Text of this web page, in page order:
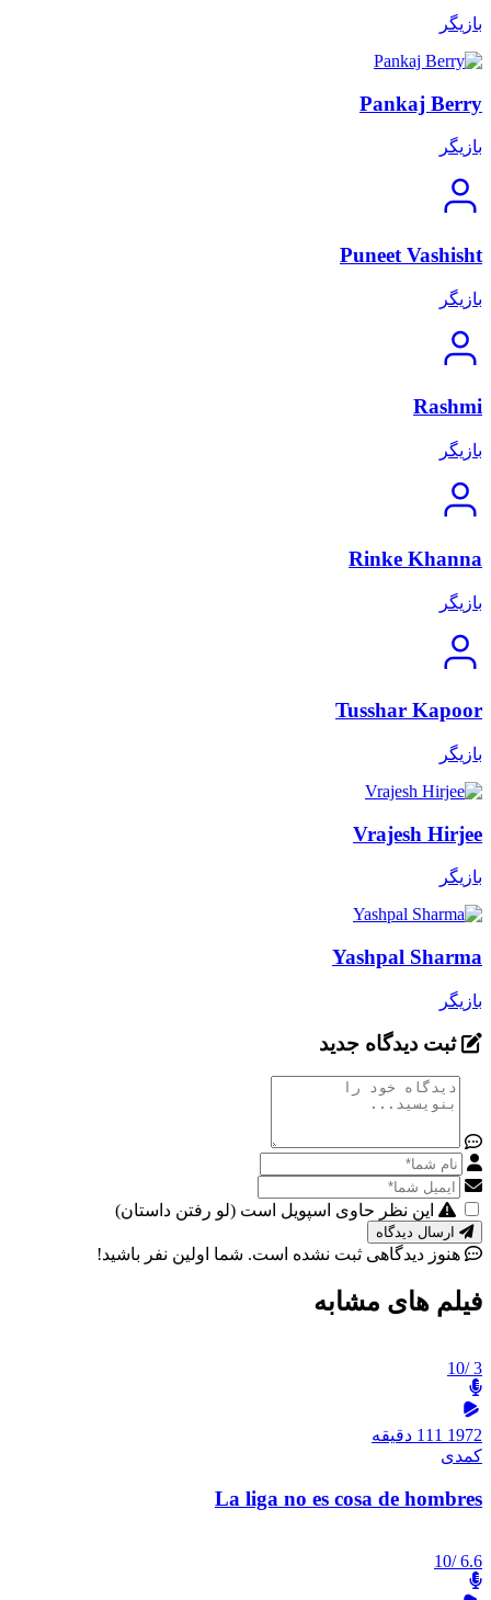
بازیگر
Pankaj Berry
بازیگر
Puneet Vashisht
بازیگر
Rashmi
بازیگر
Rinke Khanna
بازیگر
Tusshar Kapoor
بازیگر
Vrajesh Hirjee
بازیگر
Yashpal Sharma
بازیگر
ثبت دیدگاه جدید
این نظر حاوی اسپویل است (لو رفتن داستان)
هنوز دیدگاهی ثبت نشده است. شما اولین نفر باشید!
فیلم های مشابه
3
/10
1972 111 دقیقه
کمدی
La liga no es cosa de hombres
6.6
/10